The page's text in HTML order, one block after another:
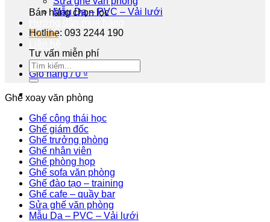
Bán hàng chọn lọc
Hotline: 093 2244 190
Tư vấn miễn phí
Giỏ hàng /0₫
Mẫu Da – PVC – Vải lưới
Tin tức
Ghế xoay văn phòng
Ghế công thái học
Ghế giám đốc
Ghế trưởng phòng
Ghế nhân viên
Ghế phòng họp
Ghế sofa văn phòng
Ghế đào tạo – training
Ghế cafe – quầy bar
Sửa ghế văn phòng
Mẫu Da – PVC – Vải lưới